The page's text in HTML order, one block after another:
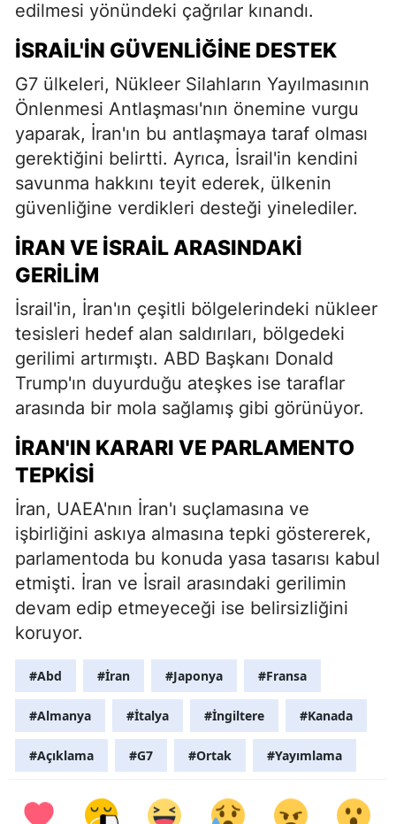
edilmesi yönündeki çağrılar kınandı.
İSRAIL'IN GÜVENLIĞINE DESTEK
G7 ülkeleri, Nükleer Silahların Yayılmasının
Önlenmesi Antlaşması'nın önemine vurgu
yaparak, İran'ın bu antlaşmaya taraf olması
gerektiğini belirtti. Ayrıca, İsrail'in kendini
savunma hakkını teyit ederek, ülkenin
güvenliğine verdikleri desteği yinelediler.
İRAN VE İSRAIL ARASINDAKI
GERILIM
İsrail'in, İran'ın çeşitli bölgelerindeki nükleer
tesisleri hedef alan saldırıları, bölgedeki
gerilimi artırmıştı. ABD Başkanı Donald
Trump'ın duyurduğu ateşkes ise taraflar
arasında bir mola sağlamış gibi görünüyor.
İRAN'IN KARARI VE PARLAMENTO
TEPKISI
İran, UAEA'nın İran'ı suçlamasına ve
işbirliğini askıya almasına tepki göstererek,
parlamentoda bu konuda yasa tasarısı kabul
etmişti. İran ve İsrail arasındaki gerilimin
devam edip etmeyeceği ise belirsizliğini
koruyor.
#Abd #İran #Japonya #Fransa
#Almanya #İtalya #İngiltere #Kanada
#Açıklama #G7 #Ortak #Yayımlama